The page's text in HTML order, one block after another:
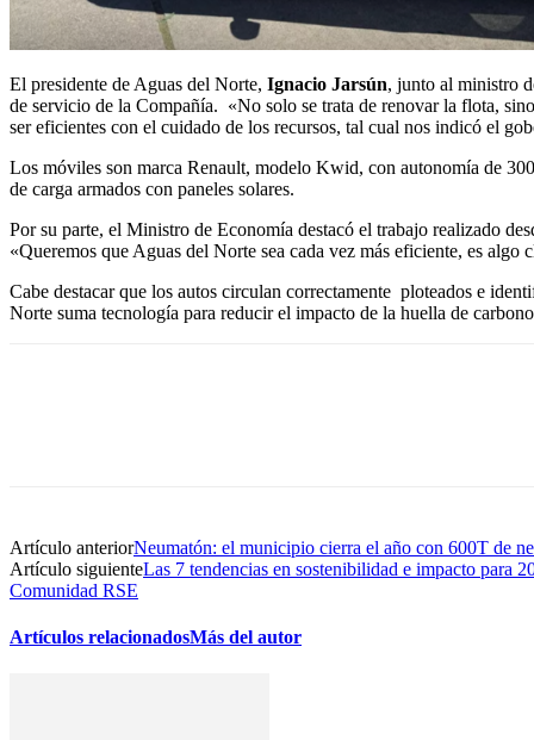
El presidente de Aguas del Norte, Ignacio Jarsún, junto al ministro
de servicio de la Compañía. «No solo se trata de renovar la flota,
ser eficientes con el cuidado de los recursos, tal cual nos indicó el
Los móviles son marca Renault, modelo Kwid, con autonomía de
de carga armados con paneles solares.
Por su parte, el Ministro de Economía destacó el trabajo realizado
«Queremos que Aguas del Norte sea cada vez más eficiente, es
Cabe destacar que los autos circulan correctamente ploteados e
Norte suma tecnología para reducir el impacto de la huella de
Artículo anteriorNeumatón: el municipio cierra el año con 600T de
Artículo siguienteLas 7 tendencias en sostenibilidad e impacto para
Comunidad RSE
Artículos relacionadosMás del autor